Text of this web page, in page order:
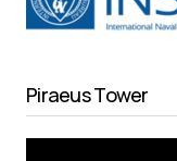
Piraeus Tower